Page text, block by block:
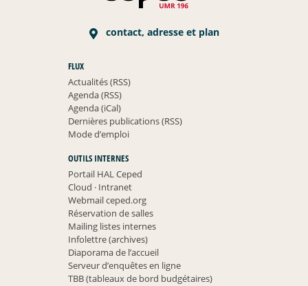
contact, adresse et plan
FLUX
Actualités (RSS)
Agenda (RSS)
Agenda (iCal)
Dernières publications (RSS)
Mode d’emploi
OUTILS INTERNES
Portail HAL Ceped
Cloud ·Intranet
Webmail ceped.org
Réservation de salles
Mailing listes internes
Infolettre (archives)
Diaporama de l’accueil
Serveur d’enquêtes en ligne
TBB (tableaux de bord budgétaires)